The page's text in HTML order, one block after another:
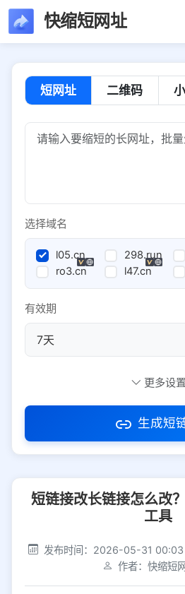
快缩短网址
短网址 二维码
选择域名
l05.cn 298.run
ro3.cn
l47.cn
有效期
访问密码
社交平台 电商平台
选择防红平台类型，避免链接被拦截
平台设置
更多设置
生成短
短链接改长链接怎么改
工具
发布时间：2026-05-31 00:03
作者：快缩短